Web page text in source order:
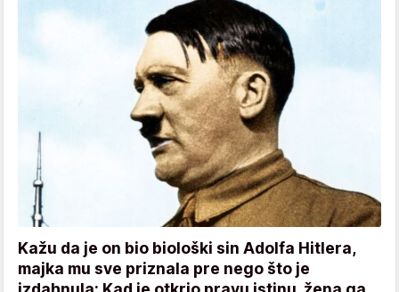
Kažu da je on bio biološki sin Adolfa Hitlera,
majka mu sve priznala pre nego što je